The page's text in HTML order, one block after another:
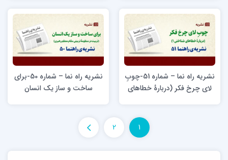
نشریه راه نما – شماره 51-چوبِ
لای چرخ فکر (دربارۀ خطاهای
نشریه راه نما – شماره 50-برای
ساخت‌ و ساز یک انسان
1
2